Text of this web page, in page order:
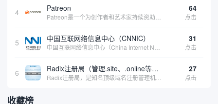
4 Patreon 64
点击
5 中国互联网络信息中心（CNNIC） 31
点击
6 Radix注册局（管理.site、.online等顶级域名） 27
点击
收藏榜